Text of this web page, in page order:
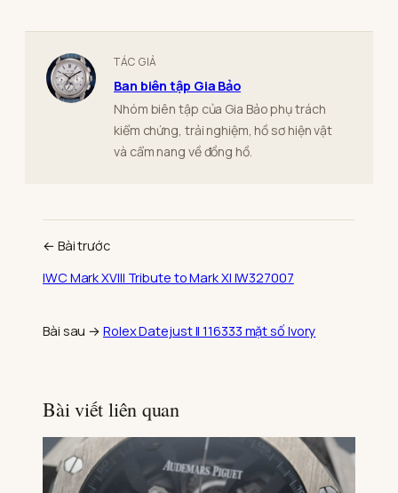
TÁC GIẢ
Ban biên tập Gia Bảo
Nhóm biên tập của Gia Bảo phụ trách
kiểm chứng, trải nghiệm, hồ sơ hiện vật
và cẩm nang về đồng hồ.
← Bài trước
IWC Mark XVIII Tribute to Mark XI IW327007
Bài sau → Rolex Datejust II 116333 mặt số Ivory
Bài viết liên quan